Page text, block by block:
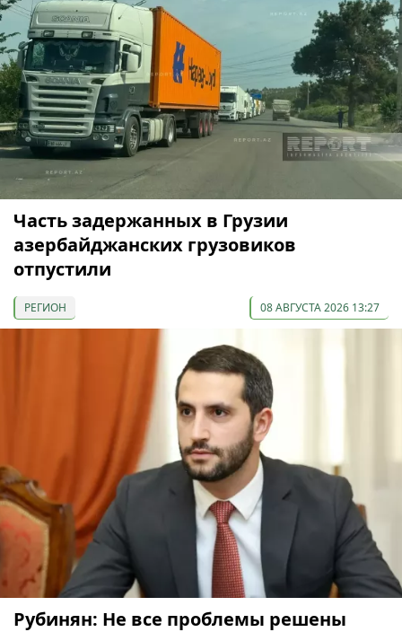
Часть задержанных в Грузии
азербайджанских грузовиков
отпустили
РЕГИОН 08 АВГУСТА 2026 13:27
Рубинян: Не все проблемы решены